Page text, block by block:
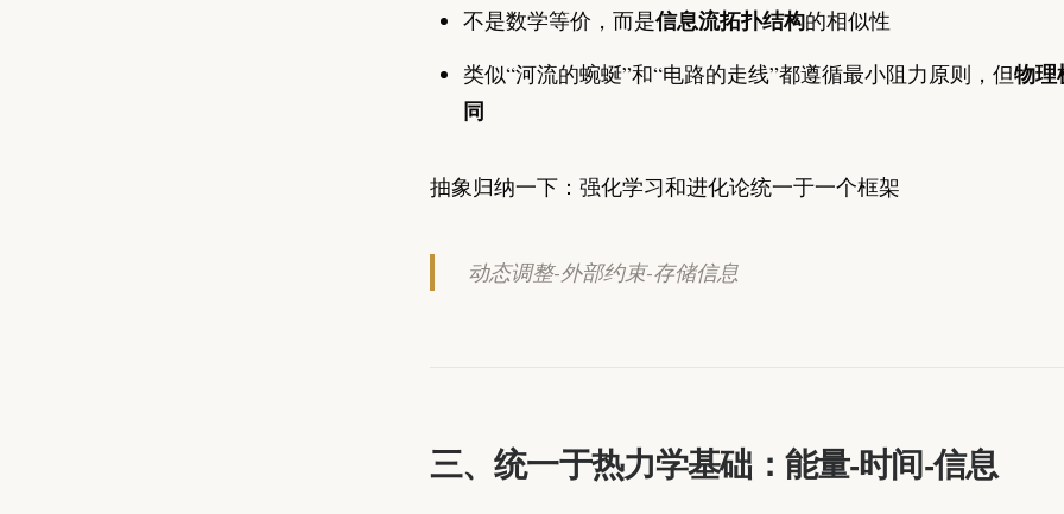
不是数学等价，而是信息流拓扑结构的相似性
类似“河流的蜿蜒”和“电路的走线”都遵循最小阻力原则，但物理
同
抽象归纳一下：强化学习和进化论统一于一个框架
动态调整-外部约束-存储信息
三、统一于热力学基础：能量-时间-信息